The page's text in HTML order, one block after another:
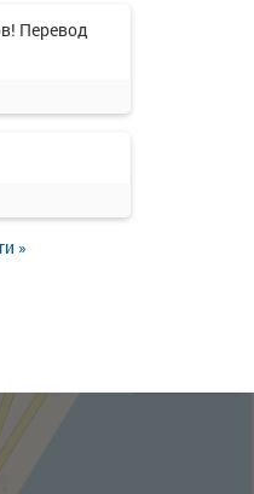
Перевод
»